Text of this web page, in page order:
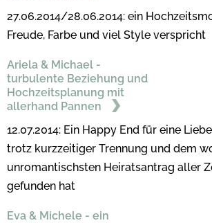
27.06.2014/28.06.2014: ein
Freude, Farbe und viel Style verspricht
Ariela & Michael -
turbulente Beziehung und
Hochzeitsplanung mit
allerhand Pannen
12.07.2014: Ein Happy End für eine
trotz kurzzeitiger Trennung und dem
unromantischsten Heiratsantrag aller
gefunden hat
Eva & Michele - ein